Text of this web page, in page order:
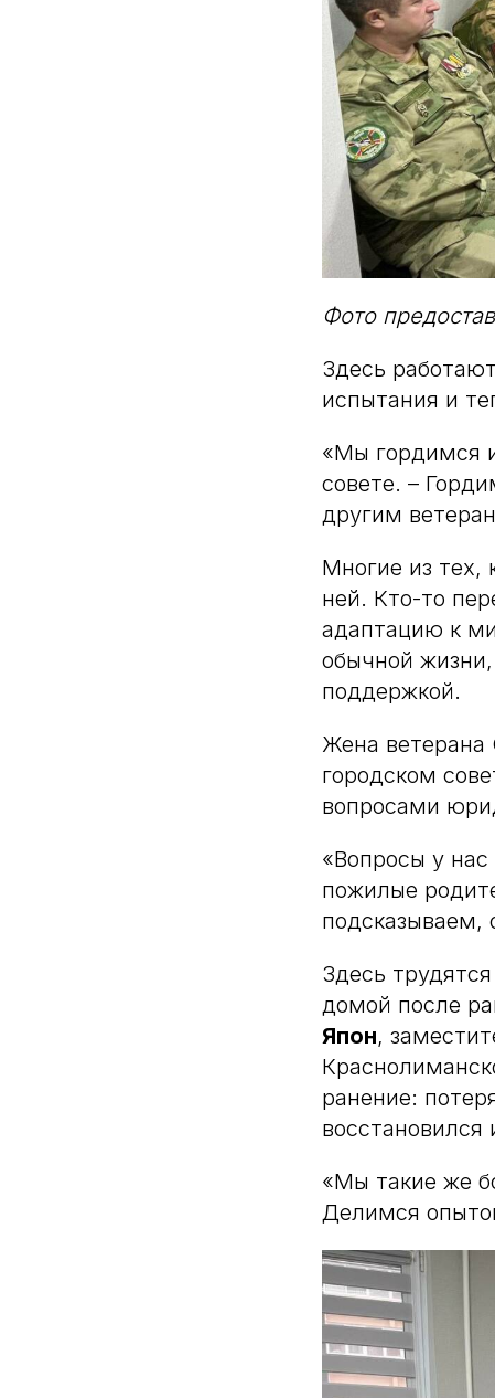
Фото
Здесь
испытания и
«Мы гордимся
совете. –
другим
Многие из тех,
ней. Кто-то
адаптацию к
обычной
поддержкой.
Жена
городском
вопросами
«Вопросы у
пожилые
подсказываем,
Здесь
домой после
Япон,
ранение:
«Мы такие же
Делимся